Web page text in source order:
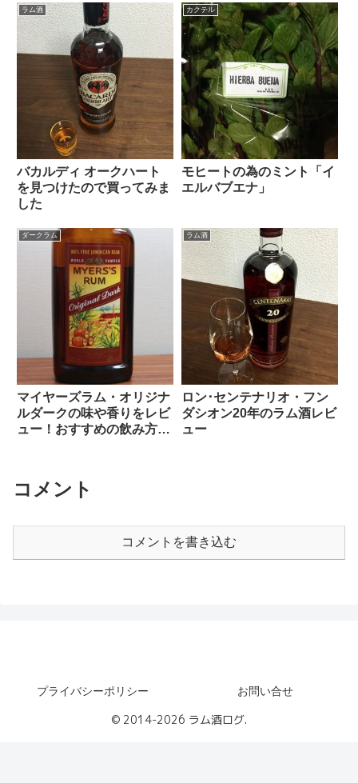
ラム酒
バカルディ オークハート
を見つけたので買ってみま
した
カクテル
モヒートの為のミント「イ
エルバブエナ」
ダークラム
マイヤーズラム・オリジナ
ルダークの味や香りをレビ
ュー！おすすめの飲み方を
ラム酒
ロン･センテナリオ・フン
ダシオン20年のラム酒レビ
ュー
コメント
コメントを書き込む
プライバシーポリシー お問い合せ
© 2014-2026 ラム酒ログ.